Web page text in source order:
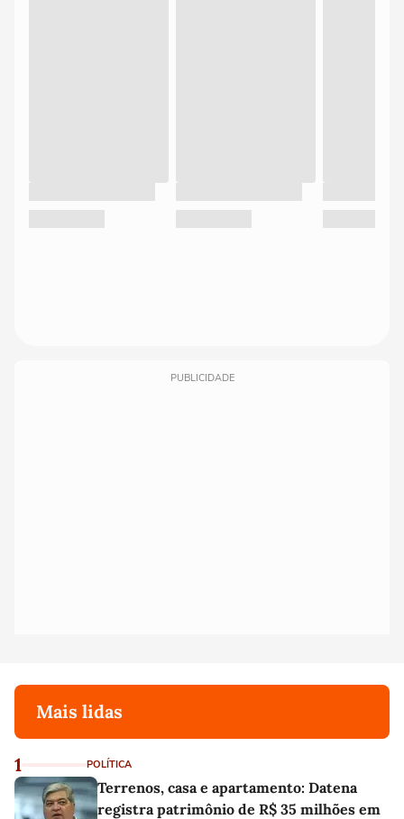
PUBLICIDADE
Mais lidas
1 POLÍTICA
Terrenos, casa e apartamento: Datena
registra patrimônio de R$ 35 milhões em